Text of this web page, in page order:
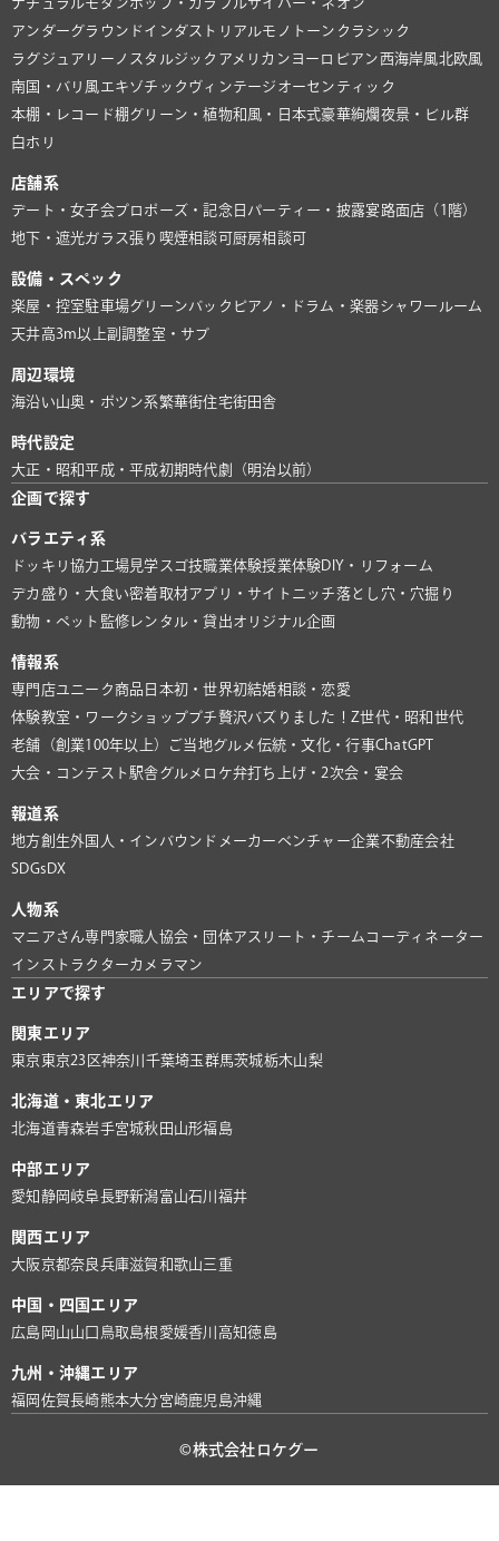
ナチュラルモダンポップ・カラフルサイバー・ネオン
アンダーグラウンド インダストリアルモノトーン クラシック
ラグジュアリー ノスタルジック アメリカン ヨーロピアン 西海岸風北欧風
南国・バリ風 エキゾチック ヴィンテージ オーセンティック
本棚・レコード棚グリーン・植物和風・日本式豪華絢爛夜景・ビル群
白ホリ
店舗系
デート・女子会プロポーズ・記念日 パーティー・披露宴路面店（1階）
地下・遮光ガラス張り 喫煙相談可 厨房相談可
設備・スペック
楽屋・控室駐車場グリーンバック ピアノ・ドラム・楽器シャワールーム
天井高3m以上副調整室・サブ
周辺環境
海沿い山奥・ポツン系繁華街住宅街田舎
時代設定
大正・昭和平成・平成初期時代劇（明治以前）
企画で探す
バラエティ系
ドッキリ協力 工場見学 スゴ技職業体験授業体験 DIY・リフォーム
デカ盛り・大食い密着取材アプリ・サイト ニッチ落とし穴・穴掘り
動物・ペット 監修 レンタル・貸出オリジナル企画
情報系
専門店ユニーク商品 日本初・世界初結婚相談・恋愛
体験教室・ワークショッププチ贅沢バズりました！ Z世代・昭和世代
老舗（創業100年以上）
ご当地グルメ 伝統・文化・行事ChatGPT
大会・コンテスト 駅舎グルメ ロケ弁打ち上げ・2次会・宴会
報道系
地方創生外国人・インバウンド メーカー ベンチャー企業不動産会社
SDGs DX
人物系
マニアさん専門家 職人 協会・団体アスリート・チーム コーディネーター
インストラクターカメラマン
エリアで探す
関東エリア
東京 東京23区神奈川 千葉埼玉群馬茨城栃木山梨
北海道・東北エリア
北海道青森岩手宮城秋田 山形福島
中部エリア
愛知 静岡 岐阜長野新潟富山石川 福井
関西エリア
大阪京都奈良兵庫滋賀和歌山 三重
中国・四国エリア
広島 岡山山口 鳥取島根 愛媛香川 高知徳島
九州・沖縄エリア
福岡 佐賀長崎熊本大分宮崎鹿児島沖縄
©株式会社ロケグー